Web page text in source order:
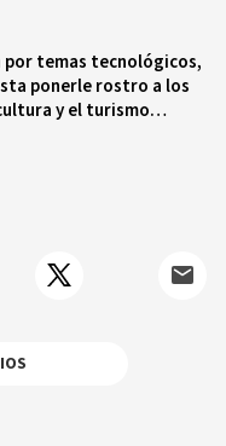
temas tecnológicos,
ponerle rostro a los
y el turismo